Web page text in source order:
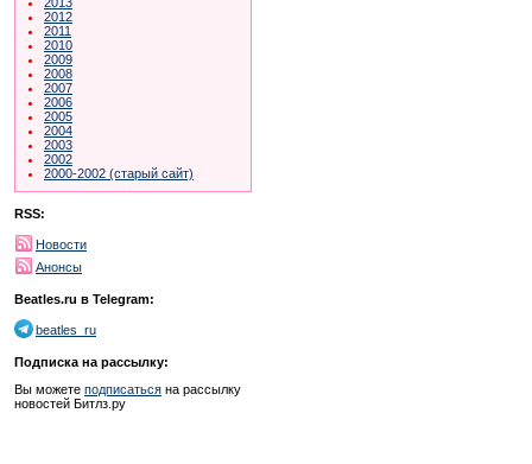
2012
2011
2010
2009
2008
2007
2006
2005
2004
2003
2002
2000-2002 (старый сайт)
RSS:
Новости
Анонсы
Beatles.ru в Telegram:
beatles_ru
Подписка на рассылку:
Вы можете подписаться на рассылку
новостей Битлз.ру